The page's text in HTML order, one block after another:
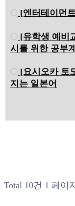
[엔터테이먼
[유학생 예비
시를 위한 공부
[요시오카 토
지는 일본어
Total 10건 1 페이